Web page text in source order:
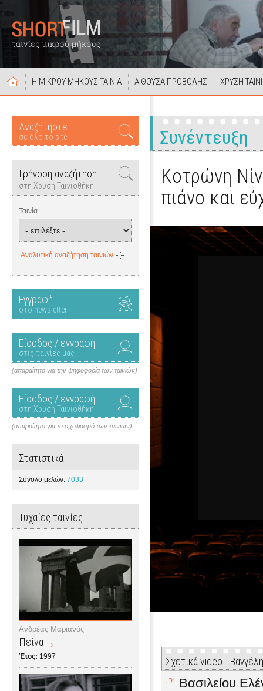
Η ΜΙΚΡΟΥ ΜΗΚΟΥΣ ΤΑΙΝΙΑ ΑΙΘΟΥΣΑ ΠΡΟΒΟΛΗΣ ΧΡΥΣΗ
Αναζητήστε
σε όλο το site
Γρήγορη αναζήτηση
στη Χρυσή Ταινιοθήκη
Ταινία
Αναλυτική αναζήτηση ταινιών
Εγγραφή
στο newsletter
Είσοδος / εγγραφή
στις ταινίες μας
(απαραίτητο για την ψηφοφορία των ταινιών)
Είσοδος / εγγραφή
στη Χρυσή Ταινιοθήκη
(απαραίτητο για το σχολιασμό των ταινιών)
Στατιστικά
Σύνολο μελών: 7033
Τυχαίες ταινίες
Ανδρέας Μαριανός
Πείνα
Έτος: 1997
Συνέντευξη
Κοτρώνη
πιάνο και
Σχετικά video -
Βασιλείου